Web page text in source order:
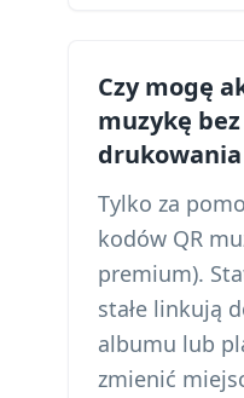
Czy mogę
muzykę
drukowania
Tylko za
kodów QR
premium).
stałe linkują
albumu lub
zmienić